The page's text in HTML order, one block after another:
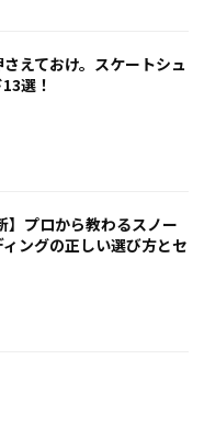
えておけ。スケートシュ
選！
】プロから教わるスノー
ングの正しい選び方とセ